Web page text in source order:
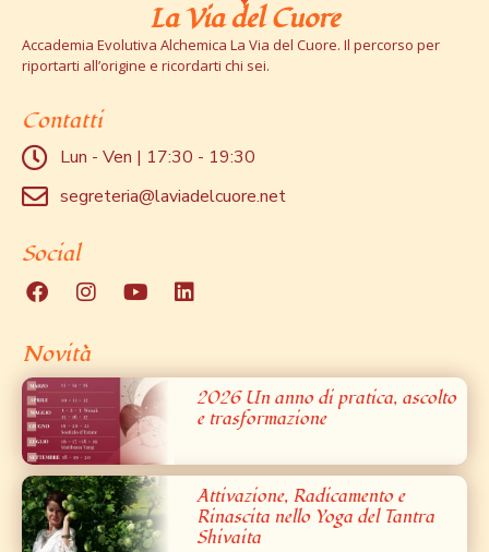
La Via del Cuore
Accademia Evolutiva Alchemica La Via del Cuore. Il percorso per
riportarti all’origine e ricordarti chi sei.
Contatti
Lun - Ven | 17:30 - 19:30
segreteria@laviadelcuore.net
Social
Novità
2026 Un anno di pratica, ascolto
e trasformazione
Attivazione, Radicamento e
Rinascita nello Yoga del Tantra
Shivaita